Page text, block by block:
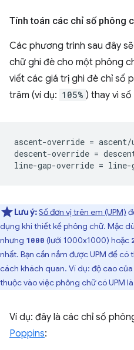
Tính toán các chỉ số phông
Các phương trình sau đây
chữ ghi đè cho một phông
viết các giá trị ghi đè chỉ số
trăm (ví dụ: 105% ) thay vì
ascent-override = ascent/
descent-override =
Lưu ý:Số đơn vị trên em (UPM)
dụng khi thiết kế phông chữ. Mặc
nhưng 1000 (lưới 1000x1000) hoặc
nhất. Bạn cần nắm được UPM để
cách khách quan. Ví dụ: độ cao của
thuộc vào việc phông chữ có UPM là
Ví dụ: đây là các chỉ số
Poppins: